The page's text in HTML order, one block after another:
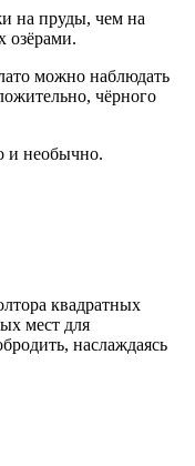
на пруды, чем на
озёрами.
можно наблюдать
чёрного
и необычно.
квадратных
мест для
наслаждаясь